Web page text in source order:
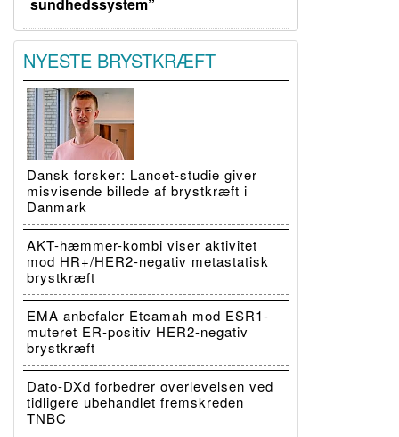
sundhedssystem”
NYESTE BRYSTKRÆFT
Dansk forsker: Lancet-studie giver
misvisende billede af brystkræft i
Danmark
AKT-hæmmer-kombi viser aktivitet
mod HR+/HER2-negativ metastatisk
brystkræft
EMA anbefaler Etcamah mod ESR1-
muteret ER-positiv HER2-negativ
brystkræft
Dato-DXd forbedrer overlevelsen ved
tidligere ubehandlet fremskreden
TNBC